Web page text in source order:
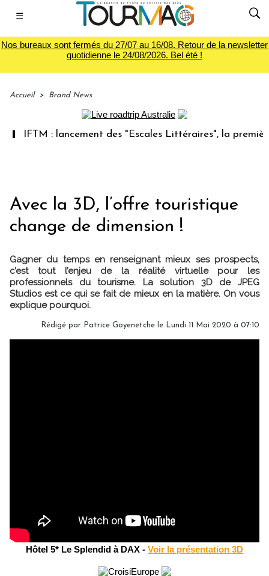
☰
Nos bureaux sont fermés du 27/07 au 16/08. Retour de la newsletter
quotidienne le 24/08/2026. Bel été !
Accueil > Brand News
IFTM : lancement des "Escales Littéraires", la première
Avec la 3D, l’offre touristique
change de dimension !
Gagner du temps en renseignant mieux ses prospects,
c’est tout l’enjeu de la réalité virtuelle pour les
professionnels du tourisme. La solution 3D de JPEG
Studios est ce qui se fait de mieux en la matière. On vous
explique pourquoi.
Rédigé par Patrice Goyenetche le Lundi 11 Mai 2020 à 07:10
Hôtel 5* Le Splendid à DAX - Voir la présentation 3D